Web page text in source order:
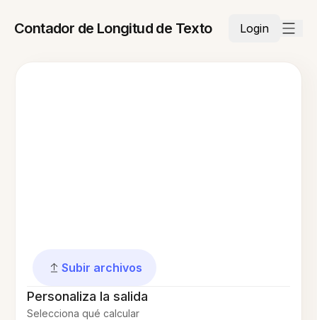
Contador de Longitud de Texto Login
Subir archivos
Personaliza la salida
Selecciona qué calcular